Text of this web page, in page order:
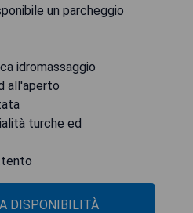
un parcheggio
idromassaggio
all'aperto
turche ed
DISPONIBILITÀ